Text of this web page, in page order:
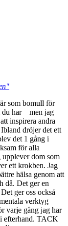
som bomull för
har – men jag
inspirera andra
dröjer det ett
det 1 gång i
för alla
dom som
ett krokben. Jag
hälsa genom att
då. Det ger en
ger oss också
verktyg
varje gång jag har
efterhand. TACK